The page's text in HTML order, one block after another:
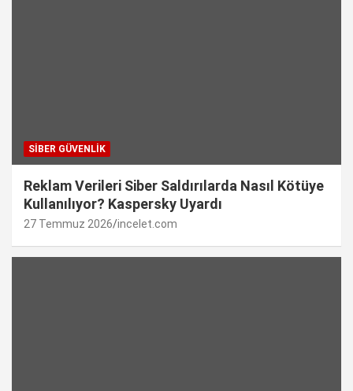
SIBER GÜVENLIK
Reklam Verileri Siber Saldırılarda Nasıl Kötüye
Kullanılıyor? Kaspersky Uyardı
27 Temmuz 2026 incelet.com